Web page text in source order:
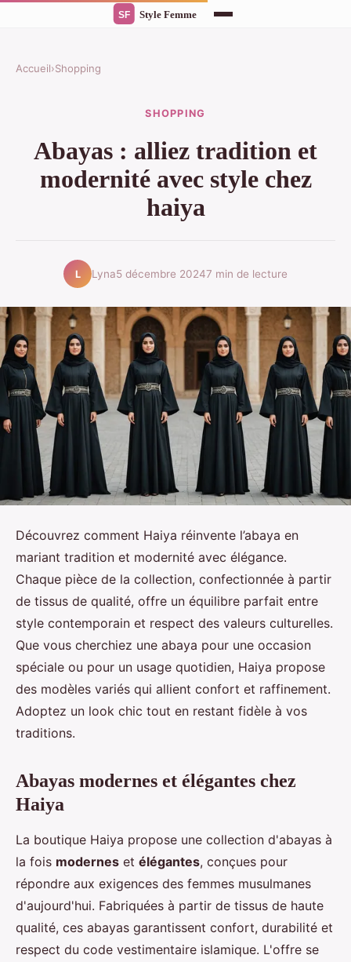
Accueil›Shopping
SHOPPING
Abayas : alliez tradition et
modernité avec style chez
haiya
L Lyna5 décembre 20247 min de lecture
Découvrez comment Haiya réinvente l’abaya en
mariant tradition et modernité avec élégance.
Chaque pièce de la collection, confectionnée à partir
de tissus de qualité, offre un équilibre parfait entre
style contemporain et respect des valeurs culturelles.
Que vous cherchiez une abaya pour une occasion
spéciale ou pour un usage quotidien, Haiya propose
des modèles variés qui allient confort et raffinement.
Adoptez un look chic tout en restant fidèle à vos
traditions.
Abayas modernes et élégantes chez
Haiya
La boutique Haiya propose une collection d'abayas à
la fois modernes et élégantes, conçues pour
répondre aux exigences des femmes musulmanes
d'aujourd'hui. Fabriquées à partir de tissus de haute
qualité, ces abayas garantissent confort, durabilité et
respect du code vestimentaire islamique. L'offre se